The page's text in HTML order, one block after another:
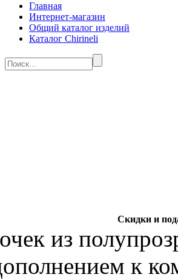
Главная
Интернет-магазин
Общий каталог изделий
Каталог Chirineli
Скидки и
из
к